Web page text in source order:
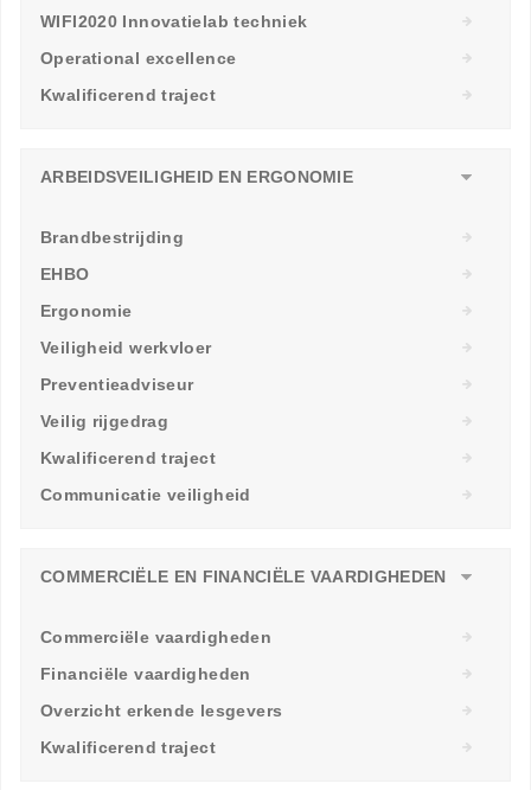
WIFI2020 Innovatielab techniek
Operational excellence
Kwalificerend traject
ARBEIDSVEILIGHEID EN ERGONOMIE
Brandbestrijding
EHBO
Ergonomie
Veiligheid werkvloer
Preventieadviseur
Veilig rijgedrag
Kwalificerend traject
Communicatie veiligheid
COMMERCIËLE EN FINANCIËLE VAARDIGHEDEN
Commerciële vaardigheden
Financiële vaardigheden
Overzicht erkende lesgevers
Kwalificerend traject